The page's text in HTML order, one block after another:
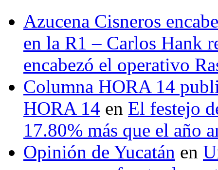
Azucena Cisneros
en la R1 – Carlos Hank
encabezó el operativo
Columna HORA 14
HORA 14 en El festejo
17.80% más que el año
Opinión de Yucatán en